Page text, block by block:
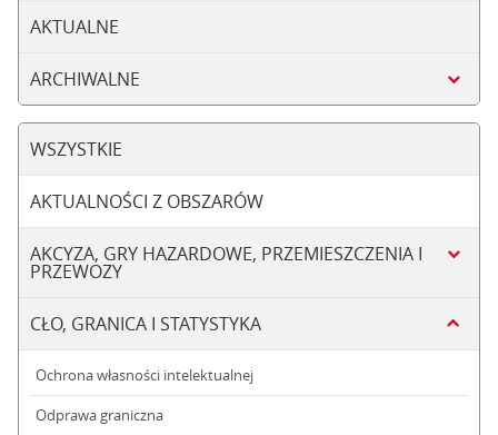
AKTUALNE
ARCHIWALNE
WSZYSTKIE
AKTUALNOŚCI Z OBSZARÓW
AKCYZA, GRY HAZARDOWE, PRZEMIESZCZENIA I
PRZEWOZY
CŁO, GRANICA I STATYSTYKA
Ochrona własności intelektualnej
Odprawa graniczna